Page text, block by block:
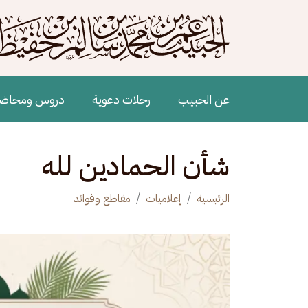
Main navigation
عن الحبيب رحلات دعوية دروس
شأن الحمادين لله
الرئيسية إعلاميات مقاطع وفوائد